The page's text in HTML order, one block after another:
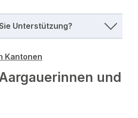
Unterstützung?
Kantonen
und